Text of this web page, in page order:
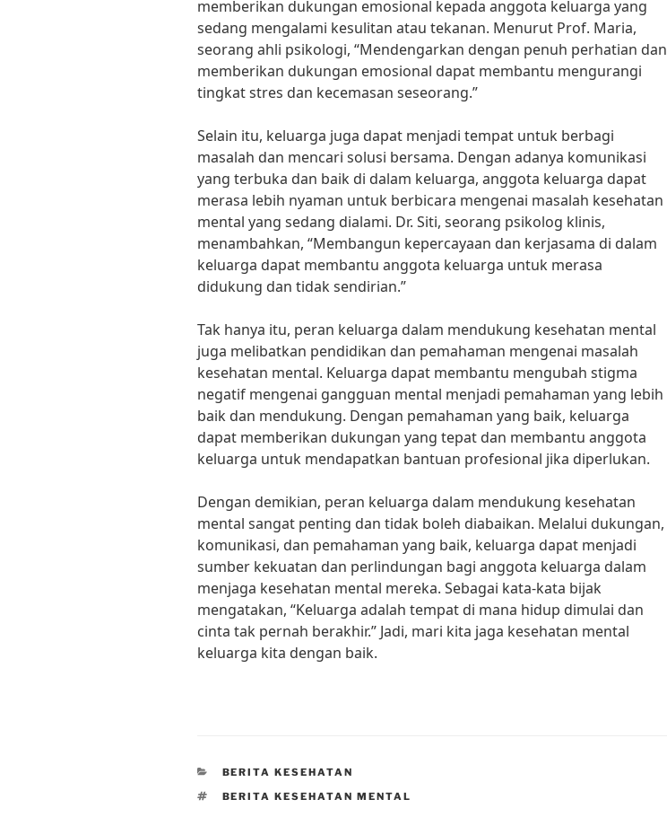
memberikan dukungan emosional kepada anggota keluarga yang
sedang mengalami kesulitan atau tekanan. Menurut Prof. Maria,
seorang ahli psikologi, “Mendengarkan dengan penuh perhatian dan
memberikan dukungan emosional dapat membantu mengurangi
tingkat stres dan kecemasan seseorang.”
Selain itu, keluarga juga dapat menjadi tempat untuk berbagi
masalah dan mencari solusi bersama. Dengan adanya komunikasi
yang terbuka dan baik di dalam keluarga, anggota keluarga dapat
merasa lebih nyaman untuk berbicara mengenai masalah kesehatan
mental yang sedang dialami. Dr. Siti, seorang psikolog klinis,
menambahkan, “Membangun kepercayaan dan kerjasama di dalam
keluarga dapat membantu anggota keluarga untuk merasa
didukung dan tidak sendirian.”
Tak hanya itu, peran keluarga dalam mendukung kesehatan mental
juga melibatkan pendidikan dan pemahaman mengenai masalah
kesehatan mental. Keluarga dapat membantu mengubah stigma
negatif mengenai gangguan mental menjadi pemahaman yang lebih
baik dan mendukung. Dengan pemahaman yang baik, keluarga
dapat memberikan dukungan yang tepat dan membantu anggota
keluarga untuk mendapatkan bantuan profesional jika diperlukan.
Dengan demikian, peran keluarga dalam mendukung kesehatan
mental sangat penting dan tidak boleh diabaikan. Melalui dukungan,
komunikasi, dan pemahaman yang baik, keluarga dapat menjadi
sumber kekuatan dan perlindungan bagi anggota keluarga dalam
menjaga kesehatan mental mereka. Sebagai kata-kata bijak
mengatakan, “Keluarga adalah tempat di mana hidup dimulai dan
cinta tak pernah berakhir.” Jadi, mari kita jaga kesehatan mental
keluarga kita dengan baik.
CATEGORIES
BERITA KESEHATAN
TAGS
BERITA KESEHATAN MENTAL